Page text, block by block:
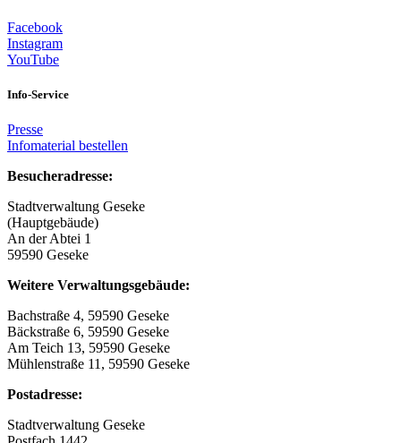
Facebook
Instagram
YouTube
Info-Service
Presse
Infomaterial bestellen
Besucheradresse:
Stadtverwaltung Geseke
(Hauptgebäude)
An der Abtei 1
59590 Geseke
Weitere Verwaltungsgebäude:
Bachstraße 4, 59590 Geseke
Bäckstraße 6, 59590 Geseke
Am Teich 13, 59590 Geseke
Mühlenstraße 11, 59590 Geseke
Postadresse:
Stadtverwaltung Geseke